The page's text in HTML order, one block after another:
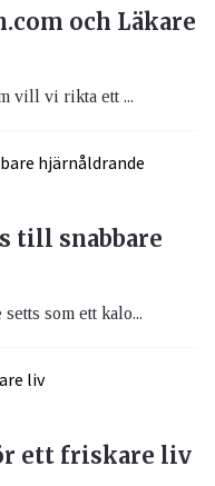
och Läkare
vill vi rikta ett ...
till snabbare
som ett kalo...
ett friskare liv